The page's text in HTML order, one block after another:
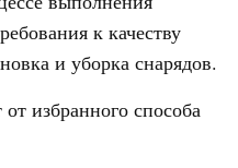
к качеству
и уборка снарядов.
избранного способа